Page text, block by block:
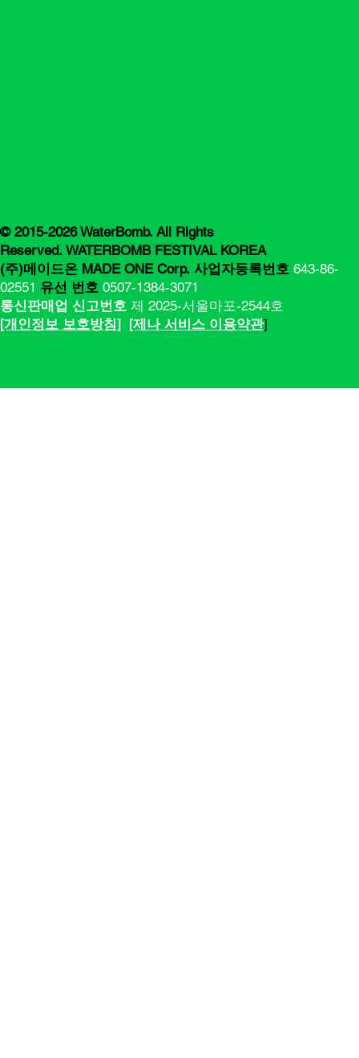
© 2015-2026 WaterBomb. All Rights
Reserved. WATERBOMB FESTIVAL KOREA
(주)메이드온 MADE ONE Corp. 사업자등록번호 643-86-
02551 유선 번호 0507-1384-3071
통신판매업 신고번호 제 2025-서울마포-2544호
[​​개인정보 보호방침] [제나 서비스 이용약관]